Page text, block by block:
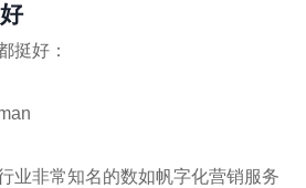
挺好：
业非常知名的数如帆字化营销服务